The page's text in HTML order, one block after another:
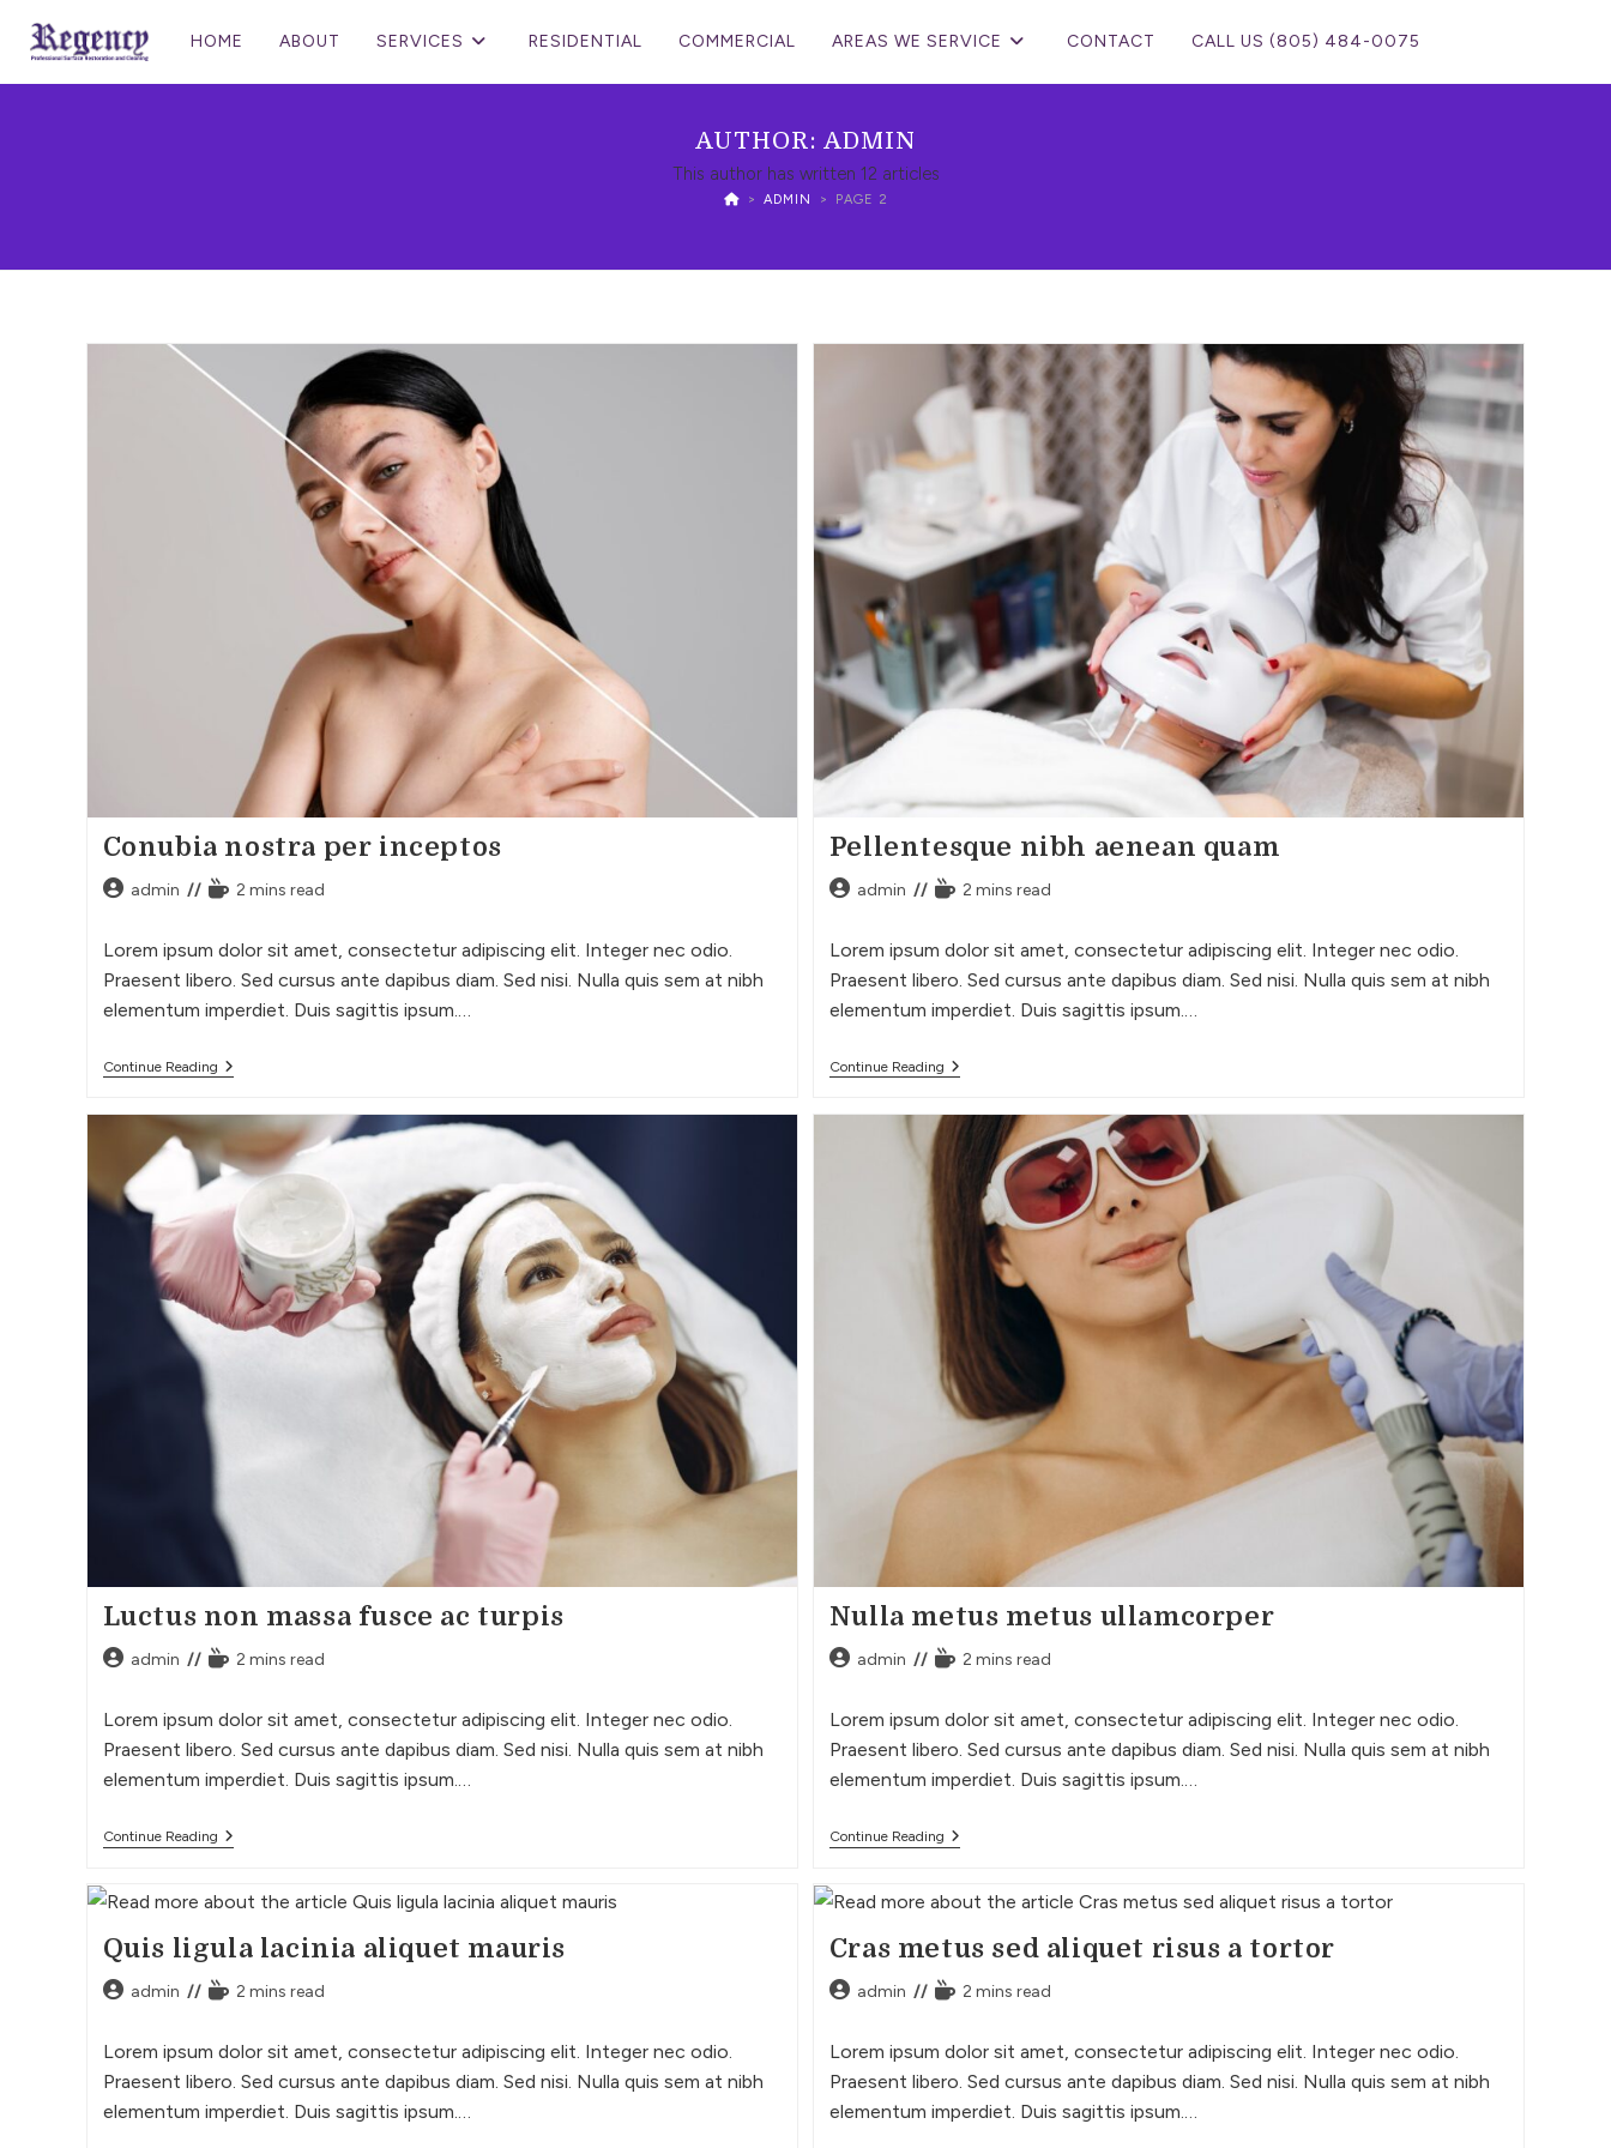
HOME ABOUT SERVICES RESIDENTIAL COMMERCIAL AREAS WE SERVICE CONTACT CALL US (805) 484-0075
AUTHOR: ADMIN
This author has written 12 articles
> ADMIN > PAGE 2
Conubia nostra per inceptos
admin 2 mins read
Lorem ipsum dolor sit amet, consectetur adipiscing elit. Integer nec odio.
Praesent libero. Sed cursus ante dapibus diam. Sed nisi. Nulla quis sem at nibh
elementum imperdiet. Duis sagittis ipsum.…
Continue Reading
Pellentesque nibh aenean quam
admin 2 mins read
Lorem ipsum dolor sit amet, consectetur adipiscing elit. Integer nec odio.
Praesent libero. Sed cursus ante dapibus diam. Sed nisi. Nulla quis sem at nibh
elementum imperdiet. Duis sagittis ipsum.…
Continue Reading
Luctus non massa fusce ac turpis
admin 2 mins read
Lorem ipsum dolor sit amet, consectetur adipiscing elit. Integer nec odio.
Praesent libero. Sed cursus ante dapibus diam. Sed nisi. Nulla quis sem at nibh
elementum imperdiet. Duis sagittis ipsum.…
Continue Reading
Nulla metus metus ullamcorper
admin 2 mins read
Lorem ipsum dolor sit amet, consectetur adipiscing elit. Integer nec odio.
Praesent libero. Sed cursus ante dapibus diam. Sed nisi. Nulla quis sem at nibh
elementum imperdiet. Duis sagittis ipsum.…
Continue Reading
Quis ligula lacinia aliquet mauris
admin 2 mins read
Lorem ipsum dolor sit amet, consectetur adipiscing elit. Integer nec odio.
Praesent libero. Sed cursus ante dapibus diam. Sed nisi. Nulla quis sem at nibh
elementum imperdiet. Duis sagittis ipsum.…
Cras metus sed aliquet risus a tortor
admin 2 mins read
Lorem ipsum dolor sit amet, consectetur adipiscing elit. Integer nec odio.
Praesent libero. Sed cursus ante dapibus diam. Sed nisi. Nulla quis sem at nibh
elementum imperdiet. Duis sagittis ipsum.…